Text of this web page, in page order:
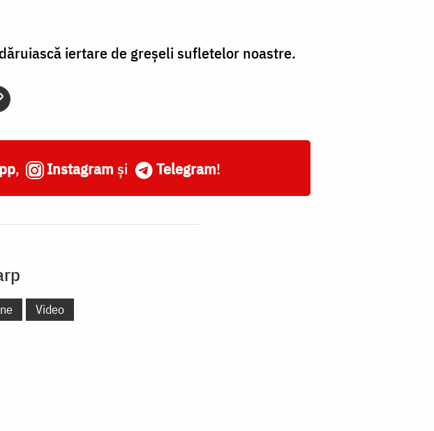
iertare de greşeli sufletelor noastre.
, Instagram și Telegram!
Video